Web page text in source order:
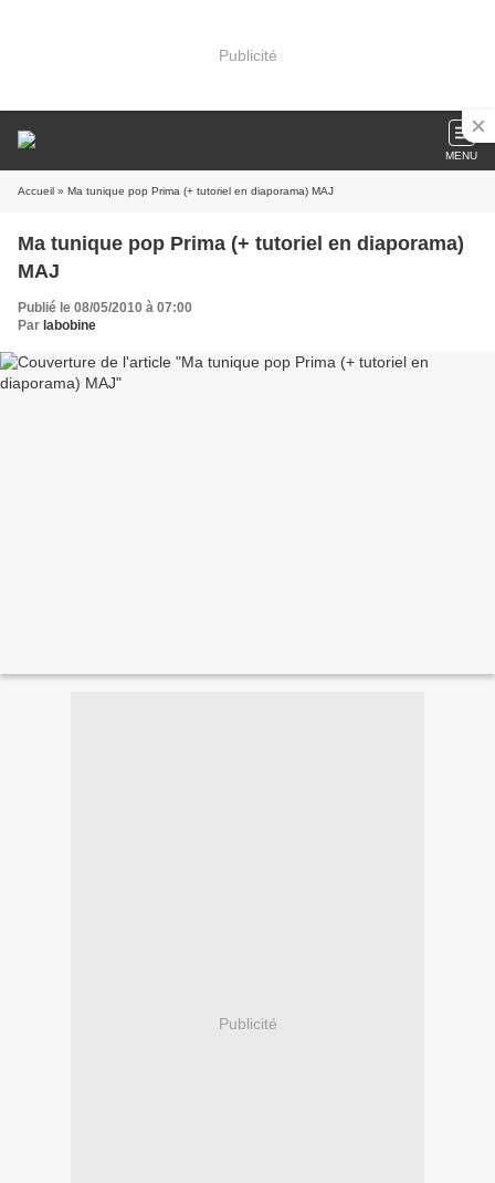
Publicité
MENU
Accueil » Ma tunique pop Prima (+ tutoriel en diaporama) MAJ
Ma tunique pop Prima (+ tutoriel en diaporama)
MAJ
Publié le 08/05/2010 à 07:00
Par labobine
Publicité